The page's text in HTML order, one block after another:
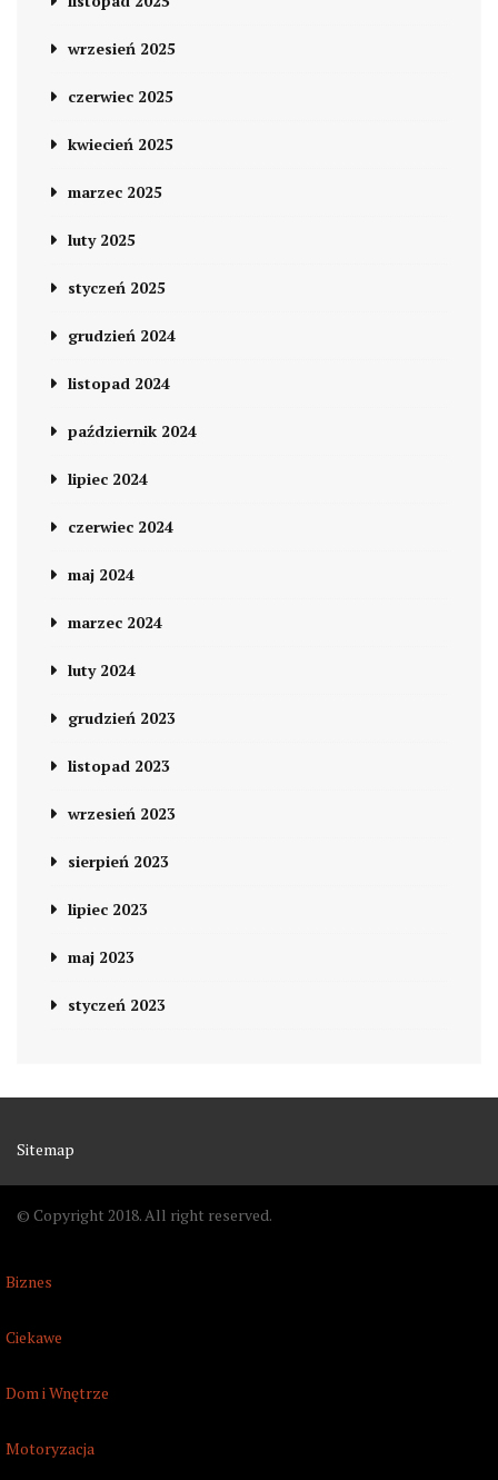
wrzesień 2025
czerwiec 2025
kwiecień 2025
marzec 2025
luty 2025
styczeń 2025
grudzień 2024
listopad 2024
październik 2024
lipiec 2024
czerwiec 2024
maj 2024
marzec 2024
luty 2024
grudzień 2023
listopad 2023
wrzesień 2023
sierpień 2023
lipiec 2023
maj 2023
styczeń 2023
Sitemap
© Copyright 2018. All right reserved.
Biznes
Ciekawe
Dom i Wnętrze
Motoryzacja